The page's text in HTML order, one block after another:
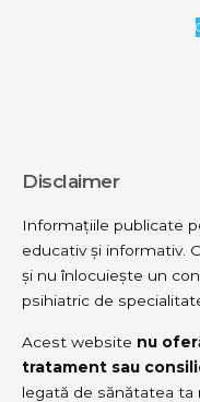
Disclaimer
Informațiile publicate
educativ și informativ.
și nu înlocuiește un
psihiatric de
Acest website nu
tratament sau
legată de sănătatea ta